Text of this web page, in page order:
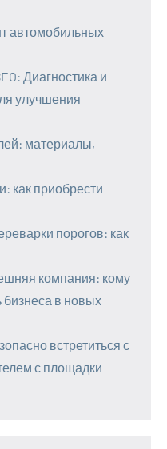
автомобильных
Диагностика и
улучшения
материалы,
как приобрести
порогов: как
компания: кому
бизнеса в новых
встретиться с
с площадки